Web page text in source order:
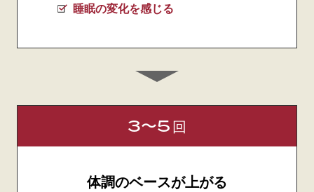
睡眠の変化を感じる
3〜5 回
体調のベースが上がる